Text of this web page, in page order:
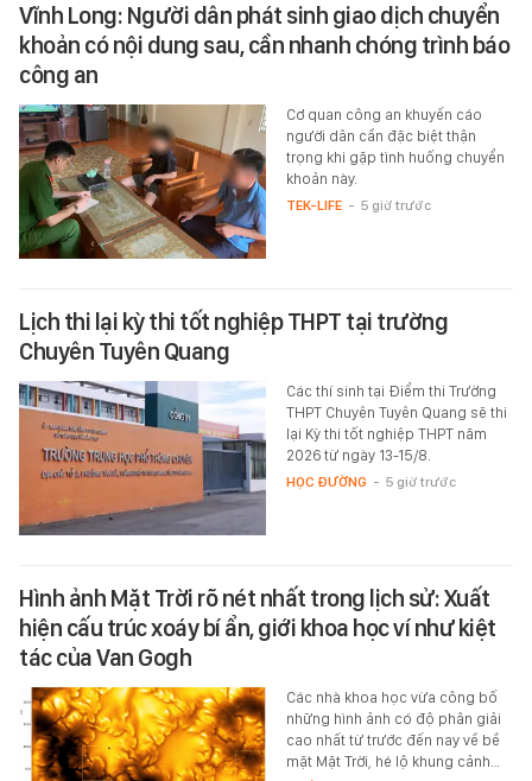
Vĩnh Long: Người dân phát sinh giao dịch chuyển
khoản có nội dung sau, cần nhanh chóng trình báo
công an
Cơ quan công an khuyến cáo
người dân cần đặc biệt thận
trọng khi gặp tình huống chuyển
khoản này.
TEK-LIFE - 5 giờ trước
Lịch thi lại kỳ thi tốt nghiệp THPT tại trường
Chuyên Tuyên Quang
Các thí sinh tại Điểm thi Trường
THPT Chuyên Tuyên Quang sẽ thi
lại Kỳ thi tốt nghiệp THPT năm
2026 từ ngày 13-15/8.
HỌC ĐƯỜNG - 5 giờ trước
Hình ảnh Mặt Trời rõ nét nhất trong lịch sử: Xuất
hiện cấu trúc xoáy bí ẩn, giới khoa học ví như kiệt
tác của Van Gogh
Các nhà khoa học vừa công bố
những hình ảnh có độ phân giải
cao nhất từ trước đến nay về bề
mặt Mặt Trời, hé lộ khung cảnh…